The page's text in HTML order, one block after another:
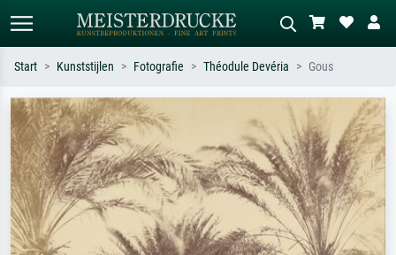
Standaard zoeken AI-beeldzoeker
Zoek op kunstenaar, titel of stijl – bijv.
Monet, Sterrennacht, impressionisme,
Hokusai-golf, naakt.
Beschrijf de scène – bijv. groene
weide, abstract met veel rood, donker
olieverfschilderij, staand naakt naast
een boom.
Start Kunststijlen Fotografie Théodule Devéria Gous